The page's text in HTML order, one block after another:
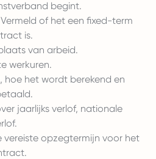
begint.
Vermeld of het een fixed-term
is.
van arbeid.
werkuren.
hoe het wordt berekend en
jaarlijks verlof, nationale
vereiste opzegtermijn voor het